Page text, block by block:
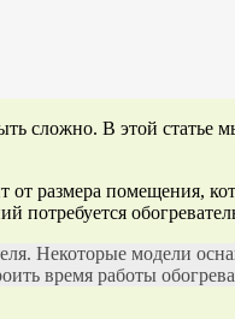
сложно. В этой статье
размера помещения,
потребуется
Некоторые модели
время работы